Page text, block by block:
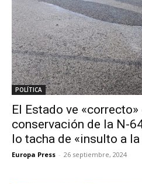
POLÍTICA
El Estado ve
conservación de la N-
lo tacha de «insulto a
Europa Press - 26 septiembre, 2024